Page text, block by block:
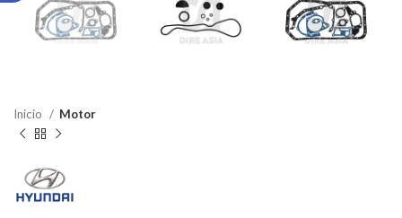
Inicio Motor